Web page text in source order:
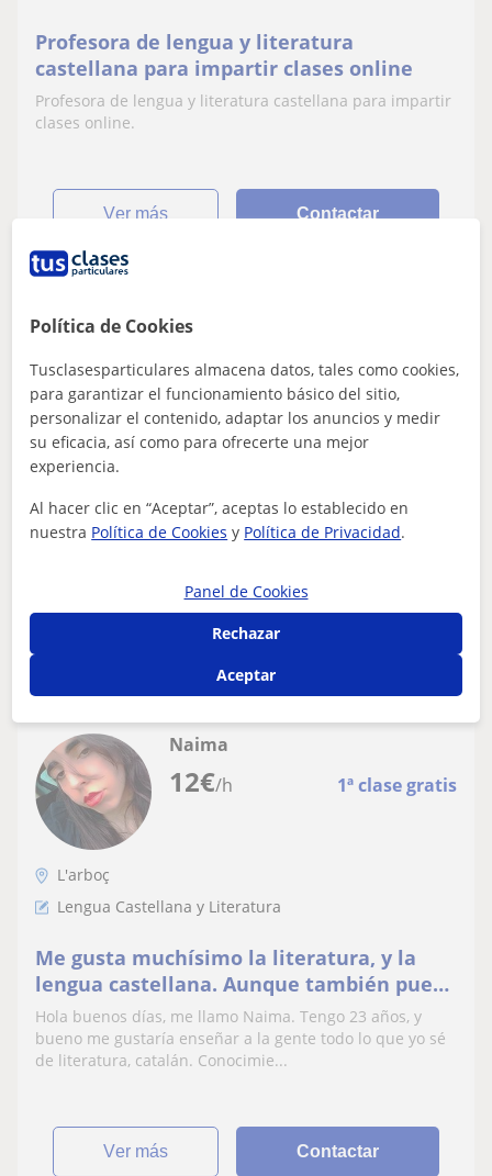
Profesora de lengua y literatura
castellana para impartir clases online
Profesora de lengua y literatura castellana para impartir
clases online.
ver más Contactar
6€/h 1ª clase gratis
Maria Ana
Piera
Profesora castellano para extranjeros
12€/h 1ª clase gratis
Naima
L'arboç
Lengua Castellana y Literatura
Me gusta muchísimo la literatura, y la
lengua castellana. Aunque también puedo
dar clases de catalán
Hola buenos días, me llamo Naima. Tengo 23 años, y
bueno me gustaría enseñar a la gente todo lo que yo sé
de literatura, catalán. Conocimie...
ver más Contactar
Política de Cookies
Tusclasesparticulares almacena datos, tales como cookies,
para garantizar el funcionamiento básico del sitio,
personalizar el contenido, adaptar los anuncios y medir
su eficacia, así como para ofrecerte una mejor
experiencia.
Al hacer clic en “Aceptar”, aceptas lo establecido en
nuestra Política de Cookies y Política de Privacidad.
Panel de Cookies
Rechazar
Aceptar